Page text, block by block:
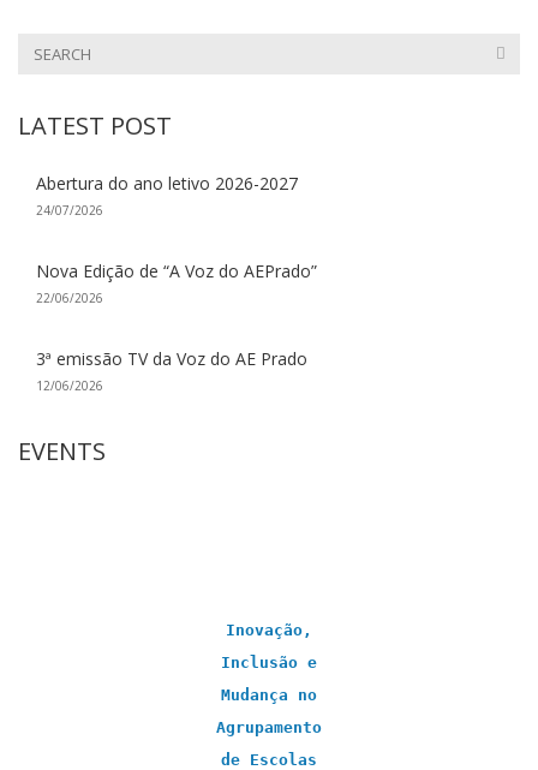
LATEST POST
Abertura do ano letivo 2026-2027
24/07/2026
Nova Edição de “A Voz do AEPrado”
22/06/2026
3ª emissão TV da Voz do AE Prado
12/06/2026
EVENTS
Inovação,
Inclusão e
Mudança no
Agrupamento
de Escolas